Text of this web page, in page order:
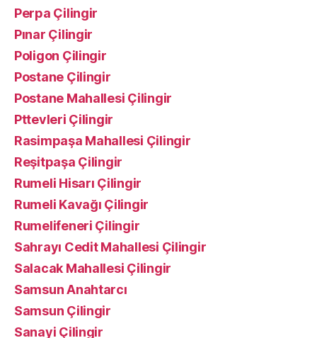
Perpa Çilingir
Pınar Çilingir
Poligon Çilingir
Postane Çilingir
Postane Mahallesi Çilingir
Pttevleri Çilingir
Rasimpaşa Mahallesi Çilingir
Reşitpaşa Çilingir
Rumeli Hisarı Çilingir
Rumeli Kavağı Çilingir
Rumelifeneri Çilingir
Sahrayı Cedit Mahallesi Çilingir
Salacak Mahallesi Çilingir
Samsun Anahtarcı
Samsun Çilingir
Sanayi Çilingir